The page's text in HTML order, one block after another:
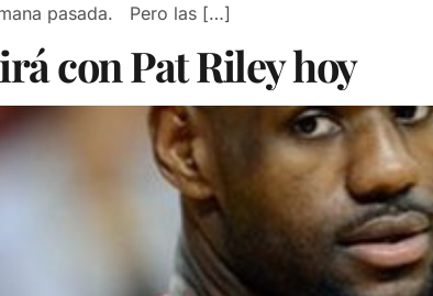
pasada. Pero las […]
con Pat Riley hoy